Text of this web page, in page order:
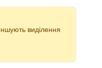
виділення